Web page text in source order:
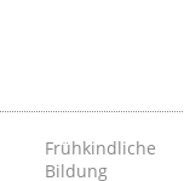
Frühkindliche
Bildung